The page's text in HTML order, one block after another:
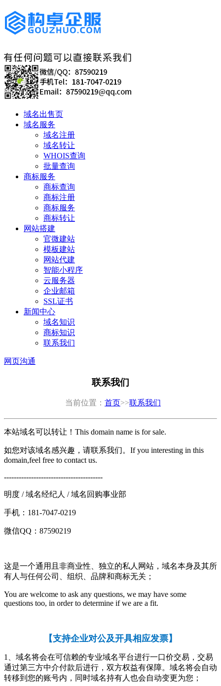
域名出售页
域名服务
域名注册
域名转让
WHOIS查询
批量查询
商标服务
商标查询
商标注册
商标服务
商标转让
网站搭建
官微建站
模板建站
网站代建
智能小程序
云服务器
企业邮箱
SSL证书
新闻中心
域名知识
商标知识
联系我们
网页沟通
联系我们
当前位置： 首页>>联系我们
本站域名可以转让！This domain name is for sale.
如您对该域名感兴趣，请联系我们。If you interesting in this
domain,feel free to contact us.
----------------------------------------
明度 / 域名经纪人 / 域名回购事业部
手机：181-7047-0219
微信QQ：87590219
这是一个通用且非商业性、独立的私人网站，域名本身及其所
有人与任何公司、组织、品牌和商标无关；
You are welcome to ask any questions, we may have some
questions too, in order to determine if we are a fit.
【支持企业对公及开具相应发票】
1、域名将会在可信赖的专业域名平台进行一口价交易，交易
通过第三方中介付款后进行，双方权益有保障。域名将会自动
转移到您的账号内，同时域名持有人也会自动变更为您；